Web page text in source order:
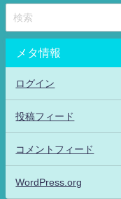
メタ情報
ログイン
投稿フィード
コメントフィード
WordPress.org